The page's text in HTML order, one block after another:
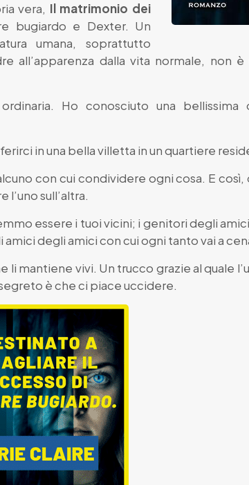
vera, Il matrimonio dei
bugiardo e Dexter. Un
umana, soprattutto
all’apparenza dalla vita normale, non
Ho conosciuto una bellissima
in una bella villetta in un quartiere
con cui condividere ogni cosa. E
sull’altra.
essere i tuoi vicini; i genitori degli
degli amici con cui ogni tanto vai a
mantiene vivi. Un trucco grazie al quale
è che ci piace uccidere.